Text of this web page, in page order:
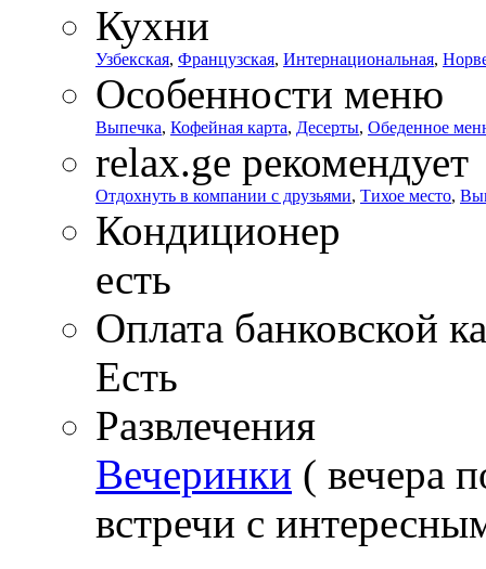
Кухни
Узбекская, Французская, Интернациональная,
Особенности меню
Выпечка, Кофейная карта, Десерты, Обеденное
relax.ge рекомендует
Отдохнуть в компании с друзьями, Тихое место,
Кондиционер
есть
Оплата банковской
Есть
Развлечения
Вечеринки ( вечера
встречи с